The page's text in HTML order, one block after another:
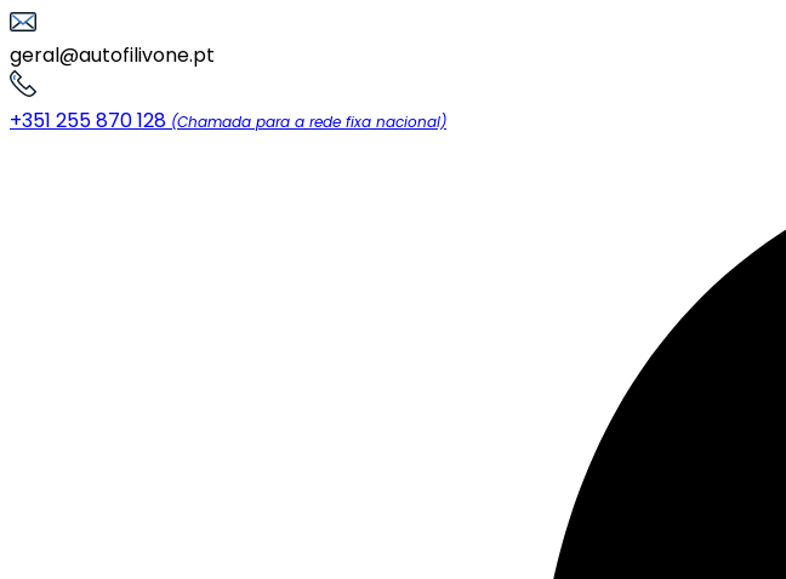
geral@autofilivone.pt
+351 255 870 128 (Chamada para a rede fixa nacional)